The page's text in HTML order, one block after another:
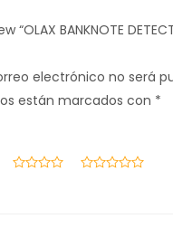
BANKNOTE
electrónico no será
están marcados con *